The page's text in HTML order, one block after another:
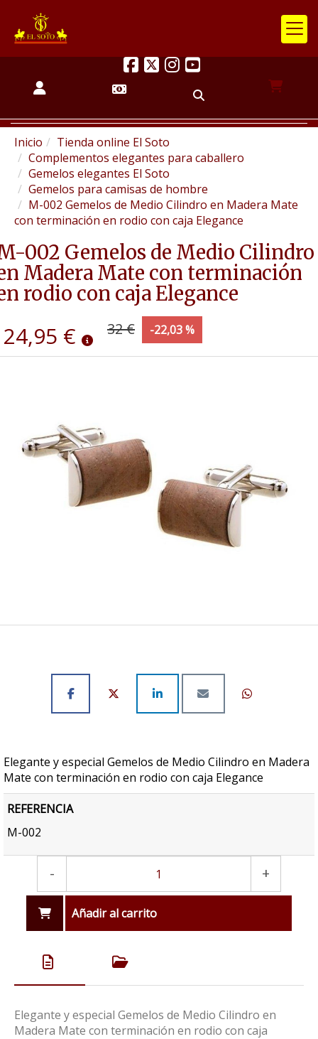
Inicio
Tienda online El Soto
Complementos elegantes para caballero
Gemelos elegantes El Soto
Gemelos para camisas de hombre
M-002 Gemelos de Medio Cilindro en Madera Mate
con terminación en rodio con caja Elegance
002 Gemelos de Medio Cilindro
Madera Mate con terminación
rodio con caja Elegance
24,95 € 32 € -22,03 %
Elegante y especial Gemelos de Medio Cilindro en Madera
Mate con terminación en rodio con caja Elegance
REFERENCIA
M-002
- +
Añadir al carrito
Elegante y especial Gemelos de Medio Cilindro en
Madera Mate con terminación en rodio con caja